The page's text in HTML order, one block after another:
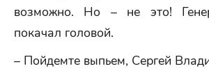
возможно. Но – не это!
покачал головой.
– Пойдемте выпьем, Сергей